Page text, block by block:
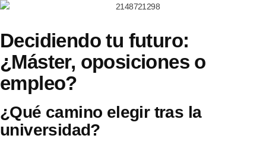
Decidiendo tu futuro:
¿Máster, oposiciones o
empleo?
¿Qué camino elegir tras la
universidad?